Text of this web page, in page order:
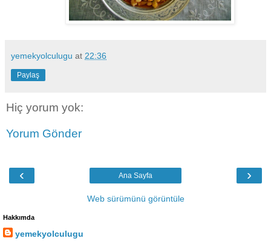
yemekyolculugu at 22:36
Paylaş
Hiç yorum yok:
Yorum Gönder
‹ ›
Ana Sayfa
Web sürümünü görüntüle
Hakkımda
yemekyolculugu